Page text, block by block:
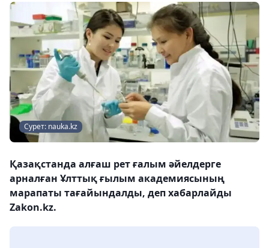
Сурет: nauka.kz
Қазақстанда алғаш рет ғалым әйелдерге
арналған Ұлттық ғылым академиясының
марапаты тағайындалды, деп хабарлайды
Zakon.kz.